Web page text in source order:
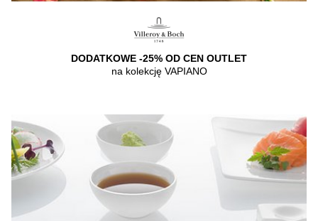
DODATKOWE -25% OD CEN OUTLET
na kolekcję VAPIANO